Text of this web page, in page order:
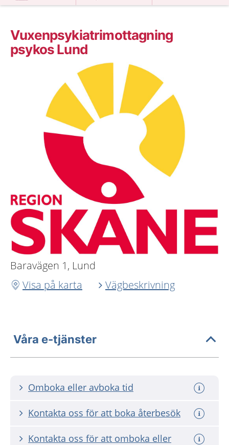
Vuxenpsykiatrimottagning
psykos Lund
Baravägen 1, Lund
Visa på karta
Vägbeskrivning
Våra e-tjänster
Omboka eller avboka tid
Kontakta oss för att boka återbesök
Kontakta oss för att omboka eller